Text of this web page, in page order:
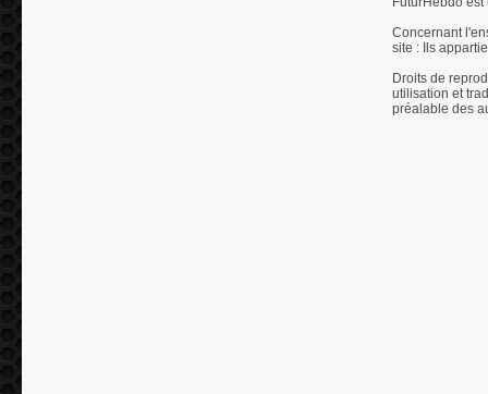
Concernant
site : Ils
Droits de
utilisation et
préalable des